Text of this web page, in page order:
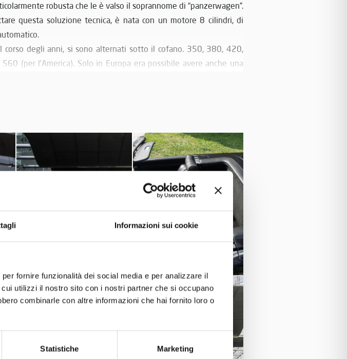
Informazioni sui cookie
fornire funzionalità dei social media e per analizzare il
utilizzi il nostro sito con i nostri partner che si occupano
combinarle con altre informazioni che hai fornito loro o
Statistiche Marketing
robusta che le è valso il soprannome di “panzerwagen”.
questa soluzione tecnica, è nata con un motore 8 cilindri, di
corso degli anni, si sono alternati sotto il cofano. 350, 380, 420,
(per l’America). Solo in Europa era possibile avere anche una
di
diAndrea Damante, Always